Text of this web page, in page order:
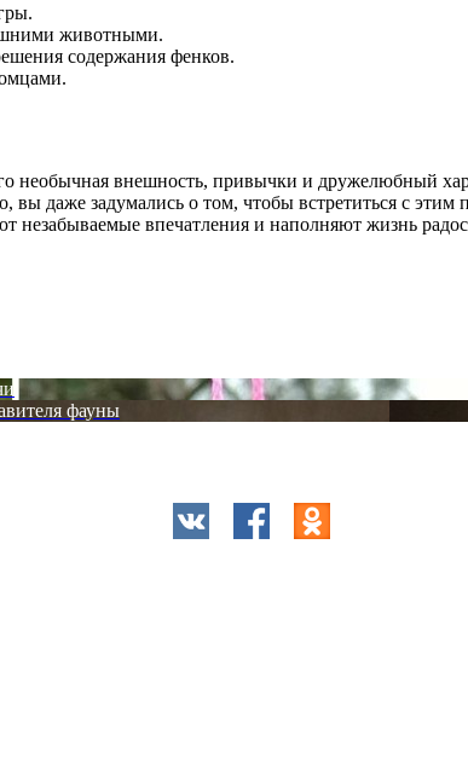
животными.
содержания фенков.
необычная внешность, привычки и дружелюбный
даже задумались о том, чтобы встретиться с
незабываемые впечатления и наполняют жизнь
фауны